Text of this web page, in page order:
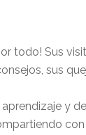
todo! Sus
sus
y